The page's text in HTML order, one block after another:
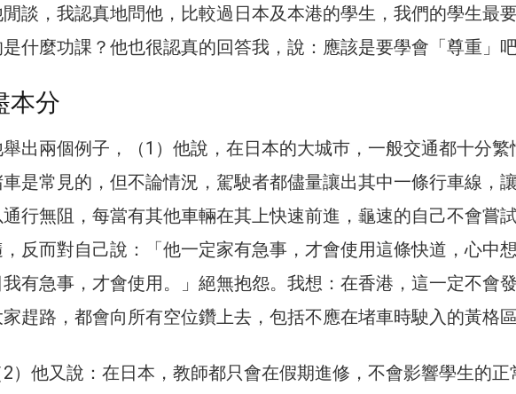
談，我認真地問他，比較過日本及本港的學生，我們的學生最
是什麼功課？他也很認真的回答我，說：應該是要學會「尊重」吧
本分
出兩個例子，（1）他說，在日本的大城巿，一般交通都十分繁
是常見的，但不論情況，駕駛者都儘量讓出其中一條行車線，
通行無阻，每當有其他車輛在其上快速前進，龜速的自己不會嘗
，反而對自己說：「他一定家有急事，才會使用這條快道，心中
我有急事，才會使用。」絕無抱怨。我想：在香港，這一定不會發
家趕路，都會向所有空位鑽上去，包括不應在堵車時駛入的黃格區
2）他又說：在日本，教師都只會在假期進修，不會影響學生的正